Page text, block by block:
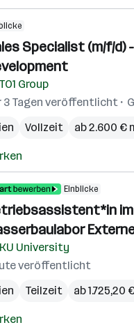
Specialist (m/f/d)
Group
3 Tagen veröffentlicht
Vollzeit ab 2.600 €
Einblicke
im
University
veröffentlicht
Teilzeit ab